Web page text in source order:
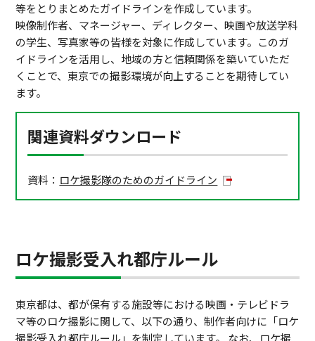
等をとりまとめたガイドラインを作成しています。
映像制作者、マネージャー、ディレクター、映画や放送学科
の学生、写真家等の皆様を対象に作成しています。このガ
イドラインを活用し、地域の方と信頼関係を築いていただ
くことで、東京での撮影環境が向上することを期待してい
ます。
関連資料ダウンロード
資料： ロケ撮影隊のためのガイドライン
ロケ撮影受入れ都庁ルール
東京都は、都が保有する施設等における映画・テレビドラ
マ等のロケ撮影に関して、以下の通り、制作者向けに「ロケ
撮影受入れ都庁ルール」を制定しています。 なお、ロケ撮